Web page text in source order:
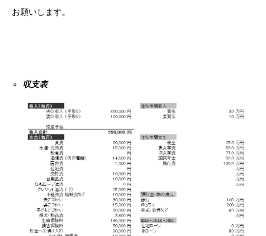
お願いします。
収支表